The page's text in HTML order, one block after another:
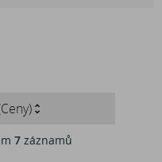
7záznamů